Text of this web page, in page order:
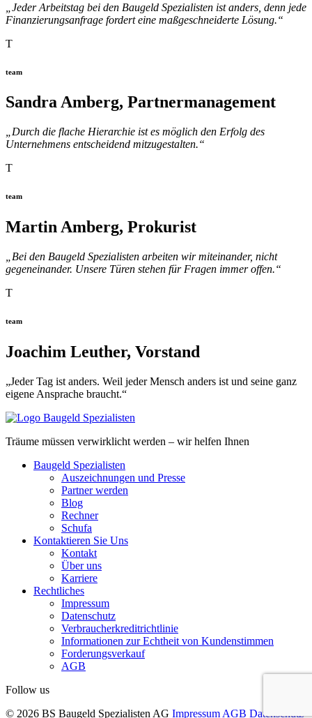
„Jeder Arbeitstag bei den Baugeld Spezialisten ist anders, denn jede
Finanzierungsanfrage fordert eine maßgeschneiderte Lösung.“
T
team
Sandra Amberg, Partnermanagement
„Durch die flache Hierarchie ist es möglich den Erfolg des
Unternehmens entscheidend mitzugestalten.“
T
team
Martin Amberg, Prokurist
„Bei den Baugeld Spezialisten arbeiten wir miteinander, nicht
gegeneinander. Unsere Türen stehen für Fragen immer offen.“
T
team
Joachim Leuther, Vorstand
„Jeder Tag ist anders. Weil jeder Mensch anders ist und seine ganz
eigene Ansprache braucht.“
Träume müssen verwirklicht werden – wir helfen Ihnen
Baugeld Spezialisten
Auszeichnungen und Presse
Partner werden
Blog
Rechner
Schufa
Kontaktieren Sie Uns
Kontakt
Über uns
Karriere
Rechtliches
Impressum
Datenschutz
Verbraucherkreditrichtlinie
Informationen zur Echtheit von Kundenstimmen
Forderungsverkauf
AGB
Follow us
© 2026 BS Baugeld Spezialisten AG Impressum AGB Datenschutz